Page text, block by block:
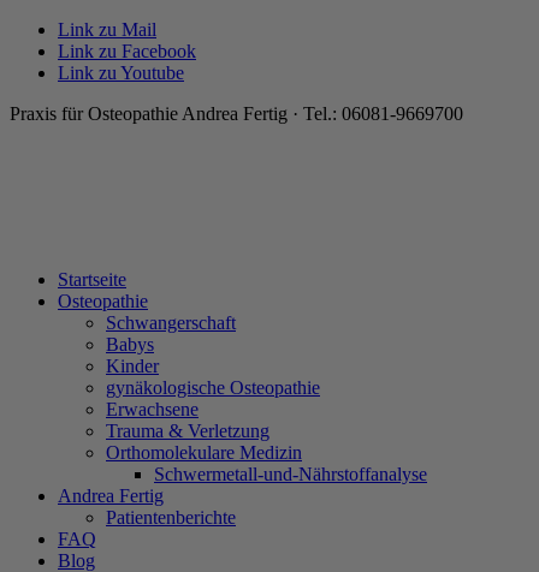
Link zu Mail
Link zu Facebook
Link zu Youtube
Praxis für Osteopathie Andrea Fertig · Tel.: 06081-9669700
Startseite
Osteopathie
Schwangerschaft
Babys
Kinder
gynäkologische Osteopathie
Erwachsene
Trauma & Verletzung
Orthomolekulare Medizin
Schwermetall-und-Nährstoffanalyse
Andrea Fertig
Patientenberichte
FAQ
Blog